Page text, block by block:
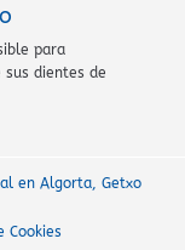
para
dientes de
en Algorta, Getxo
Cookies